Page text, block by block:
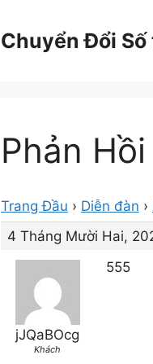
Chuyển Đổi Số
Phản
Trang Đầu › Diễn đàn ›
4 Tháng Mười Hai,
jJQaBOcg
Khách
555